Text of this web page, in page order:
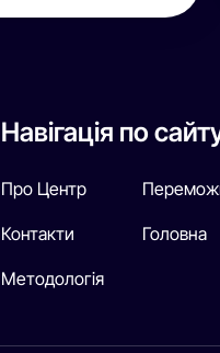
Навігація по
Про Центр
Контакти
Методологія
Головна